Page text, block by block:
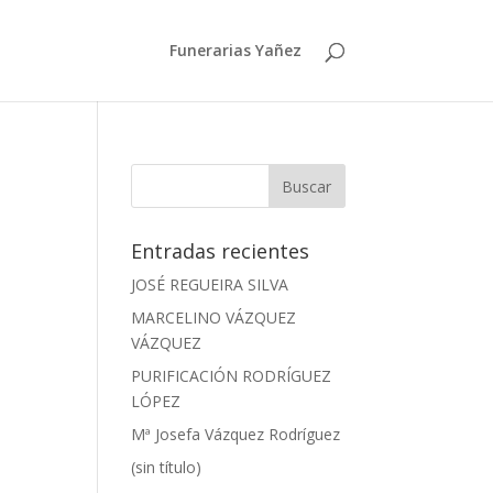
Funerarias Yañez
Entradas recientes
JOSÉ REGUEIRA SILVA
MARCELINO VÁZQUEZ
VÁZQUEZ
PURIFICACIÓN RODRÍGUEZ
LÓPEZ
Mª Josefa Vázquez Rodríguez
(sin título)